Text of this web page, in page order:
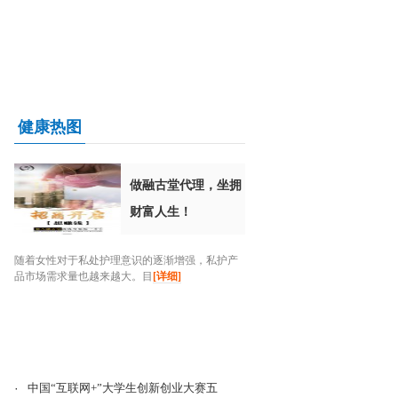
健康热图
做融古堂代理，坐拥
财富人生！
随着女性对于私处护理意识的逐渐增强，私护产
品市场需求量也越来越大。目 [详细]
· 中国“互联网+”大学生创新创业大赛五